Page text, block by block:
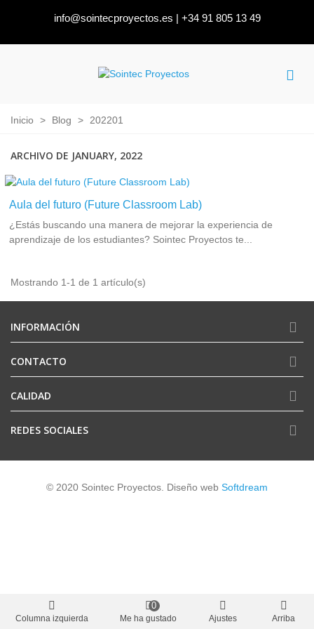
info@sointecproyectos.es | +34 91 805 13 49
Inicio > Blog > 202201
ARCHIVO DE JANUARY, 2022
Aula del futuro (Future Classroom Lab)
¿Estás buscando una manera de mejorar la experiencia de
aprendizaje de los estudiantes? Sointec Proyectos te...
Mostrando 1-1 de 1 artículo(s)
INFORMACIÓN
CONTACTO
CALIDAD
REDES SOCIALES
© 2020 Sointec Proyectos. Diseño web Softdream
Columna izquierda Me ha gustado
0
Ajustes Arriba